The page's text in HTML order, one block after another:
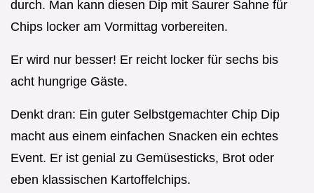
durch. Man kann diesen Dip mit Saurer Sahne für
Chips locker am Vormittag vorbereiten.
Er wird nur besser! Er reicht locker für sechs bis
acht hungrige Gäste.
Denkt dran: Ein guter Selbstgemachter Chip Dip
macht aus einem einfachen Snacken ein echtes
Event. Er ist genial zu Gemüsesticks, Brot oder
eben klassischen Kartoffelchips.